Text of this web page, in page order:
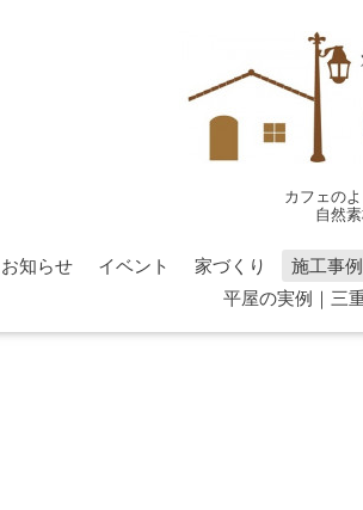
カフェの
自然
お知らせ イベント 家づくり 施工事例
平屋の実例｜三